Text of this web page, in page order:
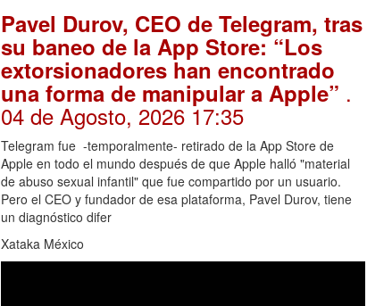
Pavel Durov, CEO de Telegram, tras
su baneo de la App Store: “Los
extorsionadores han encontrado
una forma de manipular a Apple” .
04 de Agosto, 2026 17:35
Telegram fue -temporalmente- retirado de la App Store de
Apple en todo el mundo después de que Apple halló "material
de abuso sexual infantil" que fue compartido por un usuario.
Pero el CEO y fundador de esa plataforma, Pavel Durov, tiene
un diagnóstico difer
Xataka México